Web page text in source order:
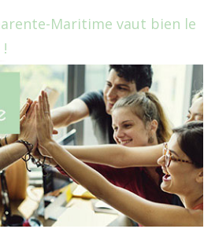
Maritime vaut bien le